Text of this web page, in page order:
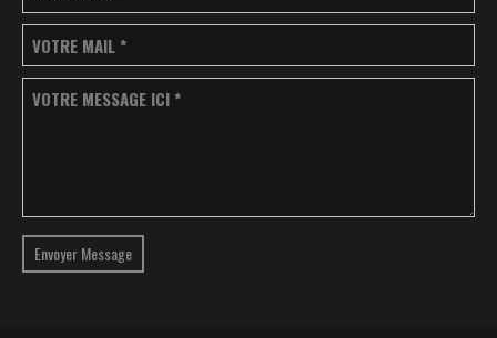
VOTRE MAIL *
VOTRE MESSAGE ICI *
Envoyer Message